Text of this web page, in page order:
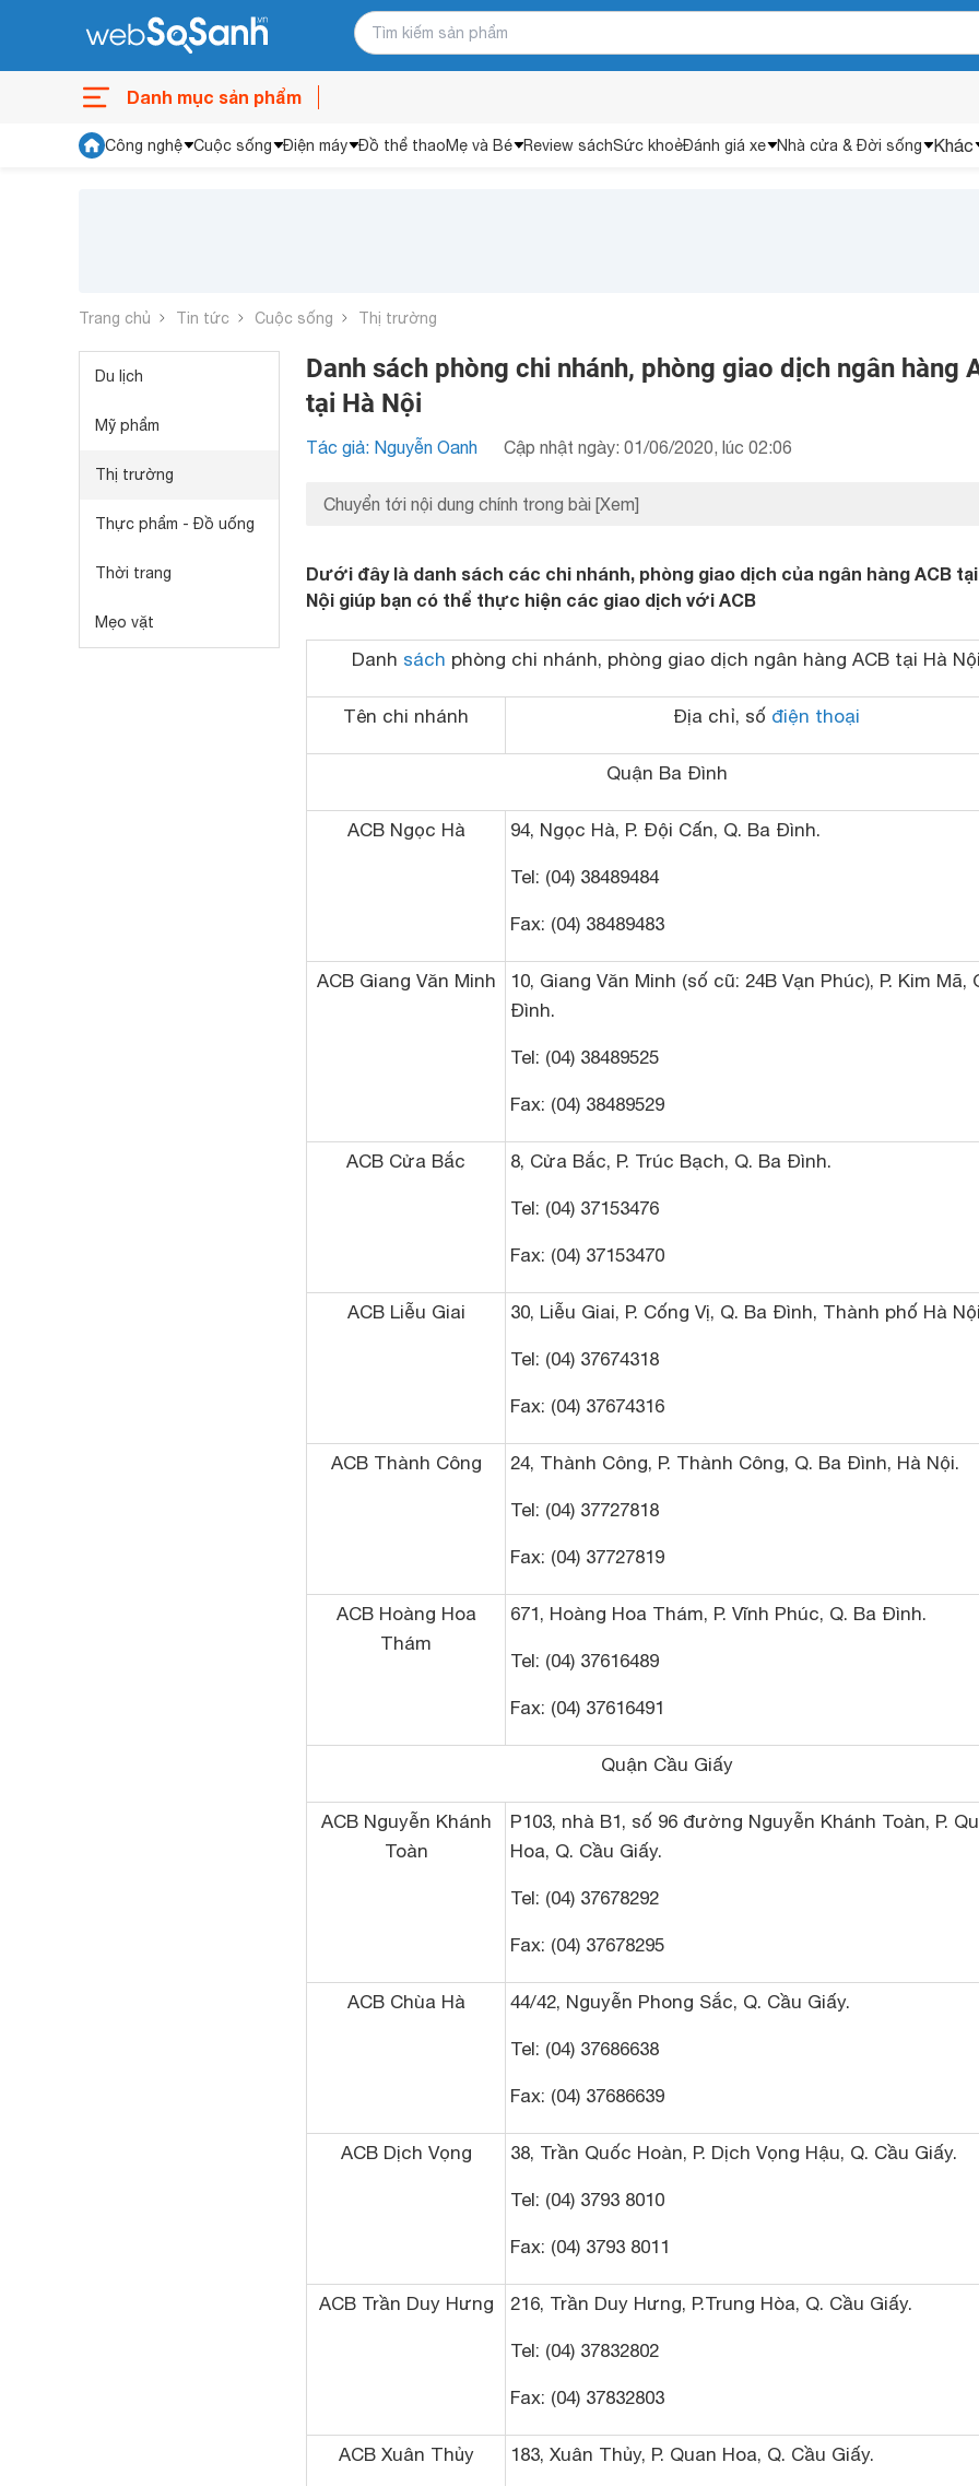
Danh mục sản phẩm
Công nghệ Cuộc sống Điện máy Đồ thể thaoMẹ và Bé Review sáchSức khoẻĐánh giá xe Nhà cửa & Đời sống Khác
Trang chủ Tin tức Cuộc sống Thị trường
Du lịch
Mỹ phẩm
Thị trường
Thực phẩm - Đồ uống
Thời trang
Mẹo vặt
Danh sách phòng chi nhánh, phòng giao dịch ngân hàng
tại Hà Nội
Tác giả: Nguyễn Oanh Cập nhật ngày: 01/06/2020, lúc 02:06
Chuyển tới nội dung chính trong bài [Xem]
Dưới đây là danh sách các chi nhánh, phòng giao dịch của ngân hàng ACB tại
Nội giúp bạn có thể thực hiện các giao dịch với ACB
Danh sách phòng chi nhánh, phòng giao dịch ngân hàng ACB tại Hà
Tên chi nhánh Địa chỉ, số điện thoại
Quận Ba Đình
ACB Ngọc Hà 94, Ngọc Hà, P. Đội Cấn, Q. Ba Đình.
Tel: (04) 38489484
Fax: (04) 38489483
ACB Giang Văn Minh
10, Giang Văn Minh (số cũ: 24B Vạn Phúc), P. Kim Mã,
Đình.
Tel: (04) 38489525
Fax: (04) 38489529
ACB Cửa Bắc 8, Cửa Bắc, P. Trúc Bạch, Q. Ba Đình.
Tel: (04) 37153476
Fax: (04) 37153470
ACB Liễu Giai 30, Liễu Giai, P. Cống Vị, Q. Ba Đình, Thành phố Hà
Tel: (04) 37674318
Fax: (04) 37674316
ACB Thành Công 24, Thành Công, P. Thành Công, Q. Ba Đình, Hà Nội.
Tel: (04) 37727818
Fax: (04) 37727819
ACB Hoàng Hoa
Thám
671, Hoàng Hoa Thám, P. Vĩnh Phúc, Q. Ba Đình.
Tel: (04) 37616489
Fax: (04) 37616491
Quận Cầu Giấy
ACB Nguyễn Khánh
Toàn
P103, nhà B1, số 96 đường Nguyễn Khánh Toàn, P.
Hoa, Q. Cầu Giấy.
Tel: (04) 37678292
Fax: (04) 37678295
ACB Chùa Hà 44/42, Nguyễn Phong Sắc, Q. Cầu Giấy.
Tel: (04) 37686638
Fax: (04) 37686639
ACB Dịch Vọng 38, Trần Quốc Hoàn, P. Dịch Vọng Hậu, Q. Cầu Giấy.
Tel: (04) 3793 8010
Fax: (04) 3793 8011
ACB Trần Duy Hưng 216, Trần Duy Hưng, P.Trung Hòa, Q. Cầu Giấy.
Tel: (04) 37832802
Fax: (04) 37832803
ACB Xuân Thủy 183, Xuân Thủy, P. Quan Hoa, Q. Cầu Giấy.